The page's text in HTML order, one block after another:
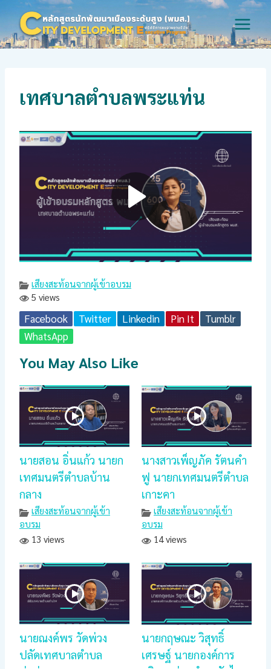
content
เทศบาลตำบลพระแท่น
เสียงสะท้อนจากผู้เข้าอบรม
5 views
Facebook Twitter Linkedin Pin It
Tumblr
WhatsApp
You May Also Like
นายสอน อิ่นแก้ว นายก
เทศมนตรีตำบลบ้าน
กลาง
เสียงสะท้อนจากผู้เข้า
อบรม
13 views
นางสาวเพ็ญภัค รัตนคำ
ฟู นายกเทศมนตรีตำบล
เกาะคา
เสียงสะท้อนจากผู้เข้า
อบรม
14 views
นายณงค์พร วัดพ่วง
ปลัดเทศบาลตำบล
นายกฤษณะ วิสุทธิ์
เศรษฐ์ นายกองค์การ